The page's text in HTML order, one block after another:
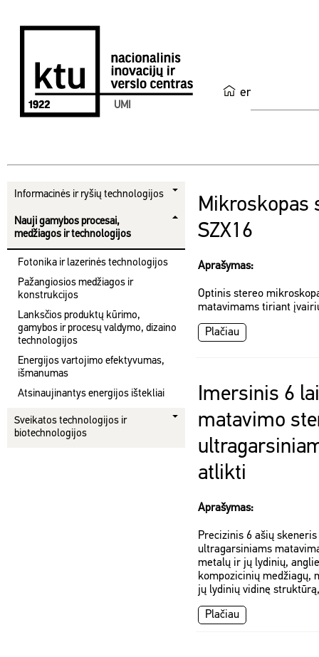
en
UMI
Informacinės ir ryšių technologijos
Nauji gamybos procesai,
medžiagos ir technologijos
Fotonika ir lazerinės technologijos
Pažangiosios medžiagos ir
konstrukcijos
Lanksčios produktų kūrimo,
gamybos ir procesų valdymo, dizaino
technologijos
Energijos vartojimo efektyvumas,
išmanumas
Atsinaujinantys energijos ištekliai
Sveikatos technologijos ir
biotechnologijos
Mikroskopas
SZX16
Aprašymas:
Optinis stereo
matavimams tiriant
Plačiau
Imersinis 6
matavimo
atlikti
Aprašymas:
Precizinis 6 ašių
ultragarsiniams
metalų ir jų lydinių,
kompozicinių medžiagų,
jų lydinių vidinę
Plačiau